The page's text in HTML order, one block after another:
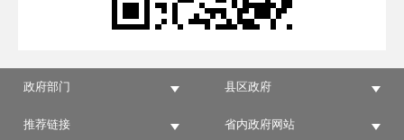
政府部门 县区政府
推荐链接 省内政府网站